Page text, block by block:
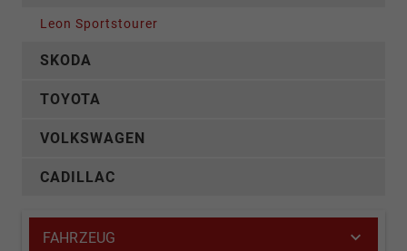
Leon Sportstourer
SKODA
TOYOTA
VOLKSWAGEN
CADILLAC
FAHRZEUG